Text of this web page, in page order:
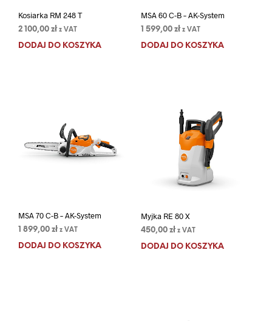
Kosiarka RM 248 T
2 100,00 zł z VAT
DODAJ DO KOSZYKA
MSA 60 C-B – AK-System
1 599,00 zł z VAT
DODAJ DO KOSZYKA
MSA 70 C-B – AK-System
1 899,00 zł z VAT
DODAJ DO KOSZYKA
Myjka RE 80 X
450,00 zł z VAT
DODAJ DO KOSZYKA